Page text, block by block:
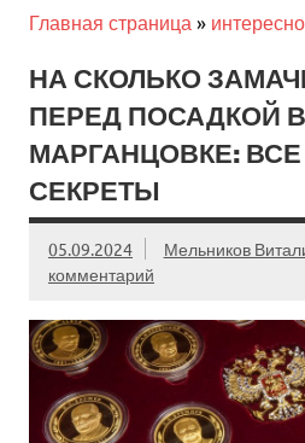
Главная страница »
НА СКОЛЬКО
ПЕРЕД ПОСАДКОЙ В
МАРГАНЦОВКЕ:
СЕКРЕТЫ
05.09.2024 Мельников
комментарий